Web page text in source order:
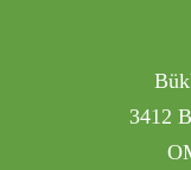
3412